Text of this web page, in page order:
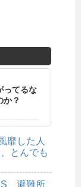
ってるな
か？
靡した人
とんでも
、避難所